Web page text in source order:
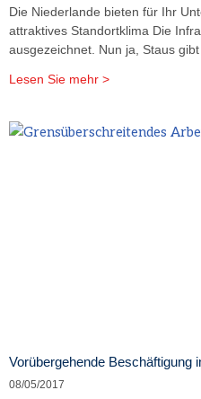
Die Niederlande bieten für Ihr
attraktives Standortklima Die
ausgezeichnet. Nun ja, Staus
Lesen Sie mehr >
Vorübergehende Beschäftigung
08/05/2017